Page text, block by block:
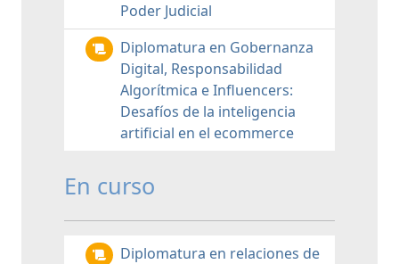
Poder Judicial
Diplomatura en Gobernanza
Digital, Responsabilidad
Algorítmica e Influencers:
Desafíos de la inteligencia
artificial en el ecommerce
En curso
Diplomatura en relaciones de